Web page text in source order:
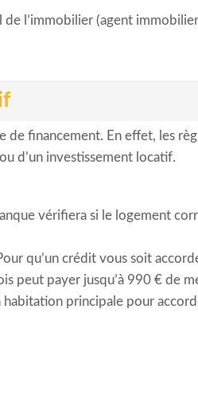
l’immobilier (agent
de financement. En effet, les
d’un investissement locatif.
vérifiera si le logement
qu’un crédit vous soit
peut payer jusqu’à 990 € de
habitation principale pour